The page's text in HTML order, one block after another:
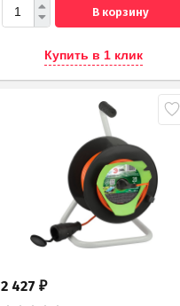
В корзину
Купить в 1 клик
2 427₽